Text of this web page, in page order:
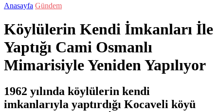
Anasayfa Gündem
Köylülerin Kendi İmkanları İle
Yaptığı Cami Osmanlı
Mimarisiyle Yeniden Yapılıyor
1962 yılında köylülerin kendi
imkanlarıyla yaptırdığı Kocaveli köyü